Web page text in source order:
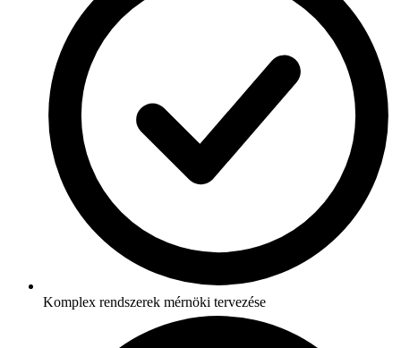
Komplex rendszerek mérnöki tervezése